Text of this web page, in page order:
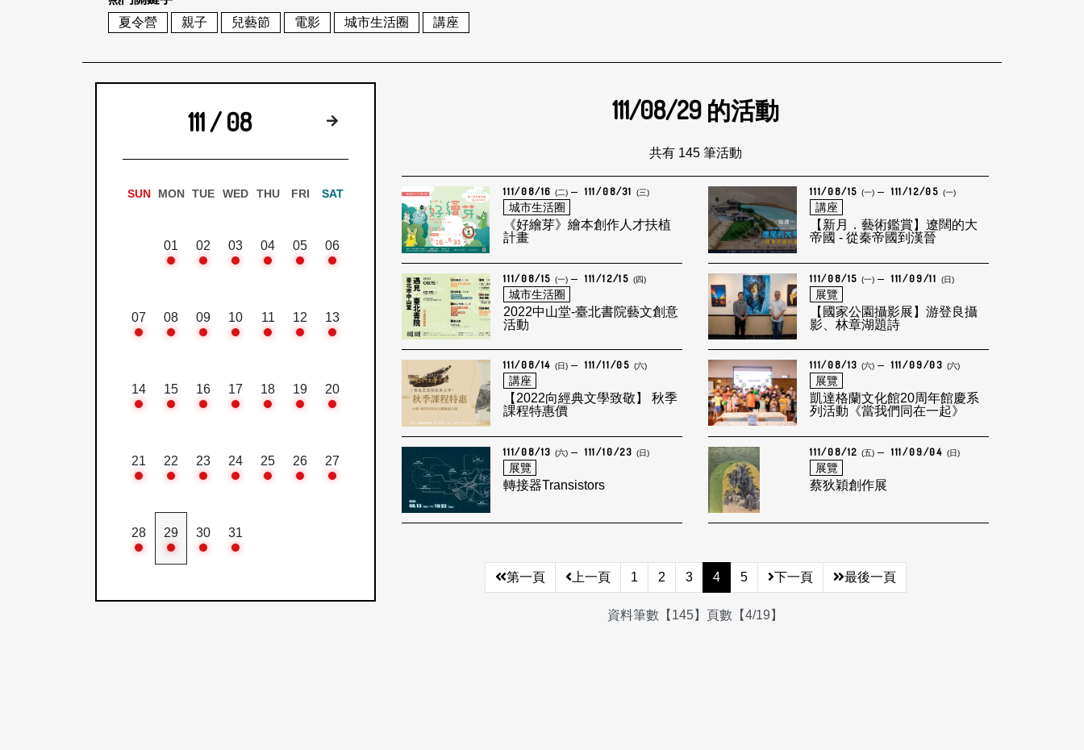
夏令營
親子 兒藝節 電影 城市生活圈 講座
111 / 08 下個月
SUN MON TUE WED THU FRI SAT
01 02 03 04 05 06
07 08 09 10 11 12 13
14 15 16 17 18 19 20
21 22 23 24 25 26 27
28 29 30 31
111/08/29 的活動
共有 145 筆活動
111/08/16 (二) 111/08/31 (三)
城市生活圈
《好繪芽》繪本創作人才扶植
計畫
111/08/15 (一) 111/12/05 (一)
講座
【新月．藝術鑑賞】遼闊的大
帝國 - 從秦帝國到漢晉
111/08/15 (一) 111/12/15 (四)
城市生活圈
2022中山堂-臺北書院藝文創意
活動
111/08/15 (一) 111/09/11 (日)
展覽
【國家公園攝影展】游登良攝
影、林章湖題詩
111/08/14 (日) 111/11/05 (六)
講座
【2022向經典文學致敬】 秋季
課程特惠價
111/08/13 (六) 111/09/03 (六)
展覽
凱達格蘭文化館20周年館慶系
列活動《當我們同在一起》
111/08/13 (六) 111/10/23 (日)
展覽
轉接器Transistors
111/08/12 (五) 111/09/04 (日)
展覽
蔡狄穎創作展
第一頁 上一頁 1 2 3 4 5 下一頁 最後一頁
資料筆數【145】頁數【4/19】